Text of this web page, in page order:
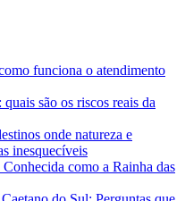
funciona o atendimento
são os riscos reais da
onde natureza e
inesquecíveis
como a Rainha das